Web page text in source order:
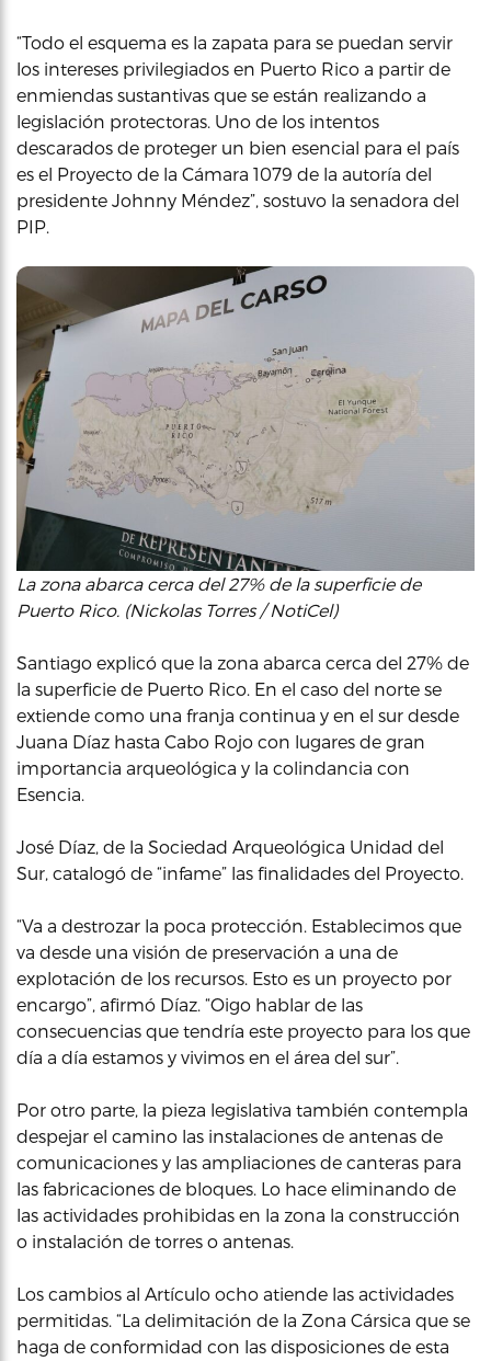
“Todo el esquema es la zapata para se puedan servir
los intereses privilegiados en Puerto Rico a partir de
enmiendas sustantivas que se están realizando a
legislación protectoras. Uno de los intentos
descarados de proteger un bien esencial para el país
es el Proyecto de la Cámara 1079 de la autoría del
presidente Johnny Méndez”, sostuvo la senadora del
PIP.
La zona abarca cerca del 27% de la superficie de
Puerto Rico. (Nickolas Torres / NotiCel)
Santiago explicó que la zona abarca cerca del 27% de
la superficie de Puerto Rico. En el caso del norte se
extiende como una franja continua y en el sur desde
Juana Díaz hasta Cabo Rojo con lugares de gran
importancia arqueológica y la colindancia con
Esencia.
José Díaz, de la Sociedad Arqueológica Unidad del
Sur, catalogó de “infame” las finalidades del Proyecto.
“Va a destrozar la poca protección. Establecimos que
va desde una visión de preservación a una de
explotación de los recursos. Esto es un proyecto por
encargo”, afirmó Díaz. “Oigo hablar de las
consecuencias que tendría este proyecto para los que
día a día estamos y vivimos en el área del sur”.
Por otro parte, la pieza legislativa también contempla
despejar el camino las instalaciones de antenas de
comunicaciones y las ampliaciones de canteras para
las fabricaciones de bloques. Lo hace eliminando de
las actividades prohibidas en la zona la construcción
o instalación de torres o antenas.
Los cambios al Artículo ocho atiende las actividades
permitidas. “La delimitación de la Zona Cársica que se
haga de conformidad con las disposiciones de esta